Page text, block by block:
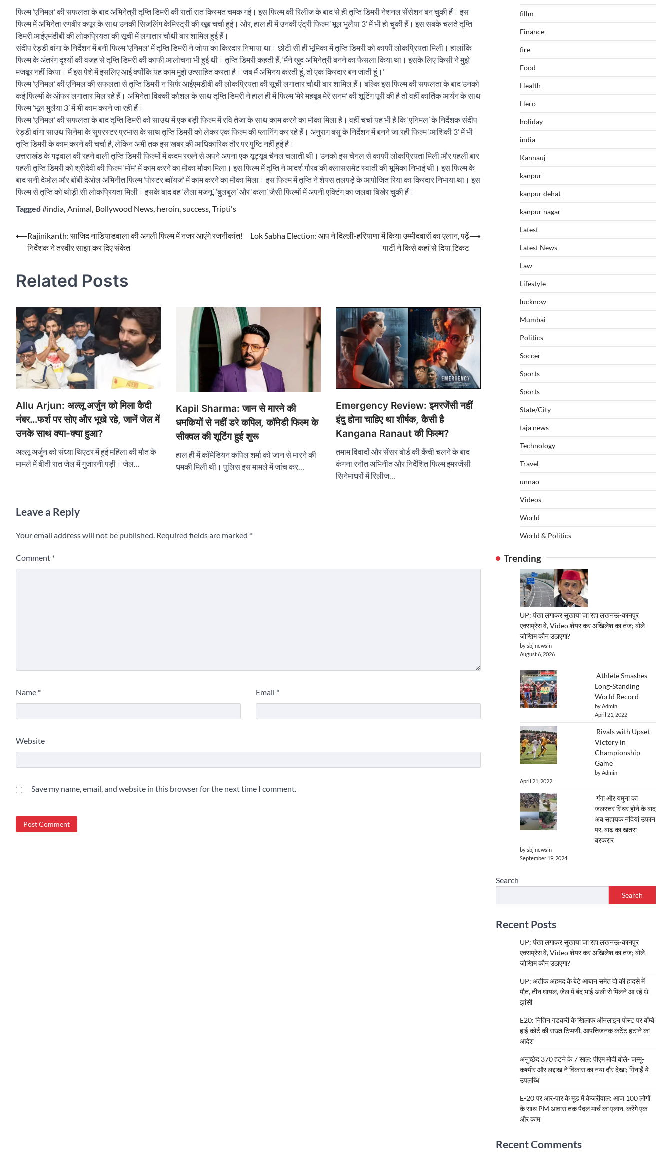
फिल्म ‘एनिमल’ की सफलता के बाद अभिनेत्री तृप्ति डिमरी की रातों रात किस्मत चमक गई। इस फिल्म की रिलीज के बाद से ही तृप्ति डिमरी नेशनल सेंसेशन बन चुकी हैं। इस
फिल्म में अभिनेता रणबीर कपूर के साथ उनकी सिजलिंग केमिस्ट्री की खूब चर्चा हुई। और, हाल ही में उनकी एंट्री फिल्म ‘भूल भुलैया 3’ में भी हो चुकी हैं। इस सबके चलते तृप्ति
डिमरी आईएमडीबी की लोकप्रियता की सूची में लगातार चौथी बार शामिल हुई हैं।
संदीप रेड्डी वांगा के निर्देशन में बनी फिल्म ‘एनिमल’ में तृप्ति डिमरी ने जोया का किरदार निभाया था। छोटी सी ही भूमिका में तृप्ति डिमरी को काफी लोकप्रियता मिली। हालांकि
फिल्म के अंतरंग दृश्यों की वजह से तृप्ति डिमरी की काफी आलोचना भी हुई थी। तृप्ति डिमरी कहती हैं, ‘मैंने खुद अभिनेत्री बनने का फैसला किया था। इसके लिए किसी ने मुझे
मजबूर नहीं किया। मैं इस पेशे में इसलिए आई क्योंकि यह काम मुझे उत्साहित करता है। जब मैं अभिनय करती हूं, तो एक किरदार बन जाती हूं।’
फिल्म ‘एनिमल’ की एनिमल की सफलता से तृप्ति डिमरी न सिर्फ आईएमडीबी की लोकप्रियता की सूची लगातार चौथी बार शामिल हैं। बल्कि इस फिल्म की सफलता के बाद उनको
कई फिल्मों के ऑफर लगातार मिल रहे हैं। अभिनेता विक्की कौशल के साथ तृप्ति डिमरी ने हाल ही में फिल्म ‘मेरे महबूब मेरे सनम’ की शूटिंग पूरी की है तो वहीं कार्तिक आर्यन के साथ
फिल्म ‘भूल भुलैया 3’ में भी काम करने जा रही हैं।
फिल्म ‘एनिमल’ की सफलता के बाद तृप्ति डिमरी को साउथ में एक बड़ी फिल्म में रवि तेजा के साथ काम करने का मौका मिला है। वहीं चर्चा यह भी है कि ‘एनिमल’ के निर्देशक संदीप
रेड्डी वांगा साउथ सिनेमा के सुपरस्टर प्रभास के साथ तृप्ति डिमरी को लेकर एक फिल्म की प्लानिंग कर रहे हैं। अनुराग बसु के निर्देशन में बनने जा रही फिल्म ‘आशिकी 3’ में भी
तृप्ति डिमरी के काम करने की चर्चा है, लेकिन अभी तक इस खबर की आधिकारिक तौर पर पुष्टि नहीं हुई है।
उत्तराखंड के गढ़वाल की रहने वाली तृप्ति डिमरी फिल्मों में कदम रखने से अपने अपना एक यूट्यूब चैनल चलाती थी। उनको इस चैनल से काफी लोकप्रियता मिली और पहली बार
पहली तृप्ति डिमरी को श्रीदेवी की फिल्म ‘मॉम’ में काम करने का मौका मौका मिला। इस फिल्म में तृप्ति ने आदर्श गौरव की क्लाससमेट स्वाती की भूमिका निभाई थी। इस फिल्म के
बाद सनी देओल और बॉबी देओल अभिनीत फिल्म ‘पोस्टर ब्वॉयज’ में काम करने का मौका मिला। इस फिल्म में तृप्ति ने शेयस तलपड़े के आपोजित रिया का किरदार निभाया था। इस
फिल्म से तृप्ति को थोड़ी सी लोकप्रियता मिली। इसके बाद वह ‘लैला मजनू’, ‘बुलबुल’ और ‘कला’ जैसी फिल्मों में अपनी एक्टिंग का जलवा बिखेर चुकी हैं।
Tagged #india Animal Bollywood News heroin success Tripti's
Post
navigation
⟵Rajinikanth: साजिद नाडियाडवाला की अगली फिल्म में नजर आएंगे रजनीकांत!
निर्देशक ने तस्वीर साझा कर दिए संकेत
Lok Sabha Election: आप ने दिल्ली-हरियाणा में किया उम्मीदवारों का एलान, पढ़ें
पार्टी ने किसे कहां से दिया टिकट
⟶
Related Posts
Allu Arjun: अल्लू अर्जुन को मिला कैदी
नंबर…फर्श पर सोए और भूखे रहे, जानें जेल में
उनके साथ क्या-क्या हुआ?
अल्लू अर्जुन को संध्या थिएटर में हुई महिला की मौत के
मामले में बीती रात जेल में गुजारनी पड़ी। जेल…
Kapil Sharma: जान से मारने की
धमकियों से नहीं डरे कपिल, कॉमेडी फिल्म के
सीक्वल की शूटिंग हुई शुरू
हाल ही में कॉमेडियन कपिल शर्मा को जान से मारने की
धमकी मिली थी। पुलिस इस मामले में जांच कर…
Emergency Review: इमरजेंसी नहीं
इंदु होना चाहिए था शीर्षक, कैसी है
Kangana Ranaut की फिल्म?
तमाम विवादों और सेंसर बोर्ड की कैंची चलने के बाद
कंगना रनौत अभिनीत और निर्देशित फिल्‍म इमरजेंसी
सिनेमाघरों में रिलीज…
Leave a Reply
Your email address will not be published. Required fields are marked *
Comment *
Name * Email *
Website
Save my name, email, and website in this browser for the next time I comment.
fillm
Finance
fire
Food
Health
Hero
holiday
india
Kannauj
kanpur
kanpur dehat
kanpur nagar
Latest
Latest News
Law
Lifestyle
lucknow
Mumbai
Politics
Soccer
Sports
Sports
State/City
taja news
Technology
Travel
unnao
Videos
World
World & Politics
Trending
UP: पंखा लगाकर सुखाया जा रहा लखनऊ-कानपुर
एक्सप्रेस वे, Video शेयर कर अखिलेश का तंज; बोले-
जोखिम कौन उठाएगा?
by sbj newsin
August 6, 2026
Athlete Smashes
Long-Standing
World Record
by Admin
April 21, 2022
Rivals with Upset
Victory in
Championship
Game
by Admin
April 21, 2022
गंगा और यमुना का
जलस्तर स्थिर होने के बाद
अब सहायक नदियां उफान
पर, बाढ़ का खतरा
बरकरार
by sbj newsin
September 19, 2024
Search
Search
Recent Posts
UP: पंखा लगाकर सुखाया जा रहा लखनऊ-कानपुर
एक्सप्रेस वे, Video शेयर कर अखिलेश का तंज; बोले-
जोखिम कौन उठाएगा?
UP: अतीक अहमद के बेटे आबान समेत दो की हादसे में
मौत, तीन घायल, जेल में बंद भाई अली से मिलने आ रहे थे
झांसी
E20: नितिन गडकरी के खिलाफ ऑनलाइन पोस्ट पर बॉम्बे
हाई कोर्ट की सख्त टिप्पणी, आपत्तिजनक कंटेंट हटाने का
आदेश
अनुच्छेद 370 हटने के 7 साल: पीएम मोदी बोले- जम्मू-
कश्मीर और लद्दाख ने विकास का नया दौर देखा; गिनाईं ये
उपलब्धि
E-20 पर आर-पार के मूड में केजरीवाल: आज 100 लोगों
के साथ PM आवास तक पैदल मार्च का एलान, करेंगे एक
और काम
Recent Comments